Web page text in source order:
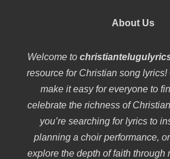
About Us
Welcome to
resource for Christian song lyrics!
make it easy for everyone to
celebrate the richness of
you’re searching for lyrics to
planning a choir performance,
explore the depth of faith through